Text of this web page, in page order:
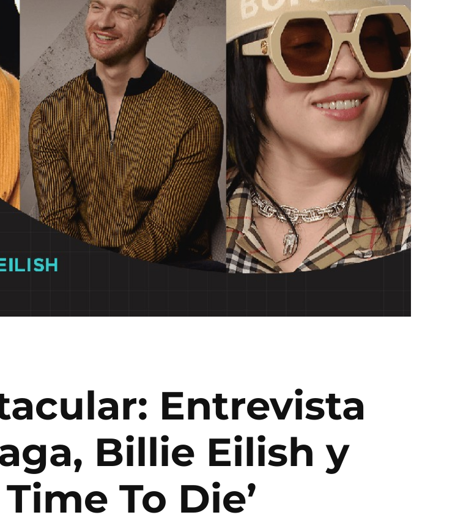
Entrevista
Billie Eilish y
To Die’